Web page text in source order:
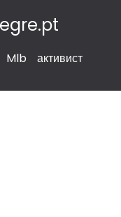
Mlb активист